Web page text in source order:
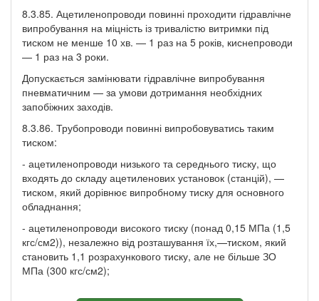
8.3.85. Ацетиленопроводи повинні проходити гідравлічне
випробування на міцність із тривалістю витримки під
тиском не менше 10 хв. — 1 раз на 5 років, киснепроводи
— 1 раз на 3 роки.
Допускається замінювати гідравлічне випробування
пневматичним — за умови дотримання необхідних
запобіжних заходів.
8.3.86. Трубопроводи повинні випробовуватись таким
тиском:
- ацетиленопроводи низького та середнього тиску, що
входять до складу ацетиленових установок (станцій), —
тиском, який дорівнює випробному тиску для основного
обладнання;
- ацетиленопроводи високого тиску (понад 0,15 МПа (1,5
кгс/см2)), незалежно від розташування їх,—тиском, який
становить 1,1 розрахункового тиску, але не більше ЗО
МПа (300 кгс/см2);